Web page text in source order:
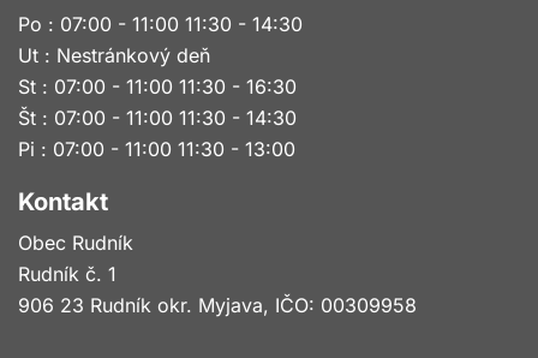
Po : 07:00 - 11:00 11:30 - 14:30
Ut : Nestránkový deň
St : 07:00 - 11:00 11:30 - 16:30
Št : 07:00 - 11:00 11:30 - 14:30
Pi : 07:00 - 11:00 11:30 - 13:00
Kontakt
Obec Rudník
Rudník č. 1
906 23 Rudník okr. Myjava, IČO: 00309958